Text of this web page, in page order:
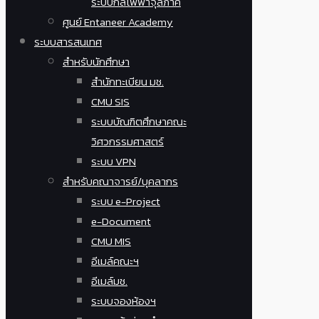
ศูนย์ Entaneer Academy
ระบบสารสนเทศ
สำหรับนักศึกษา
สำนักทะเบียน มช.
CMU SIS
ระบบบัณฑิตศึกษาคณะ
วิศวกรรมศาสตร์
ระบบ VPN
สำหรับคณาจารย์/บุคลากร
ระบบ e-Project
e-Document
CMU MIS
อีเมล์คณะฯ
อีเมล์มช.
ระบบจองห้องฯ